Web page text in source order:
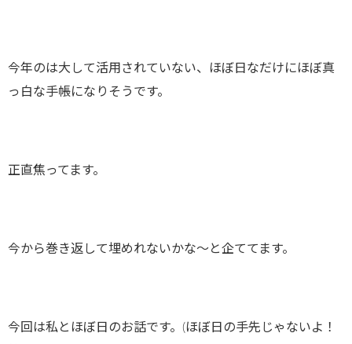
今年のは大して活用されていない、ほぼ日なだけにほぼ真
っ白な手帳になりそうです。
正直焦ってます。
今から巻き返して埋めれないかな〜と企ててます。
今回は私とほぼ日のお話です。(ほぼ日の手先じゃないよ！